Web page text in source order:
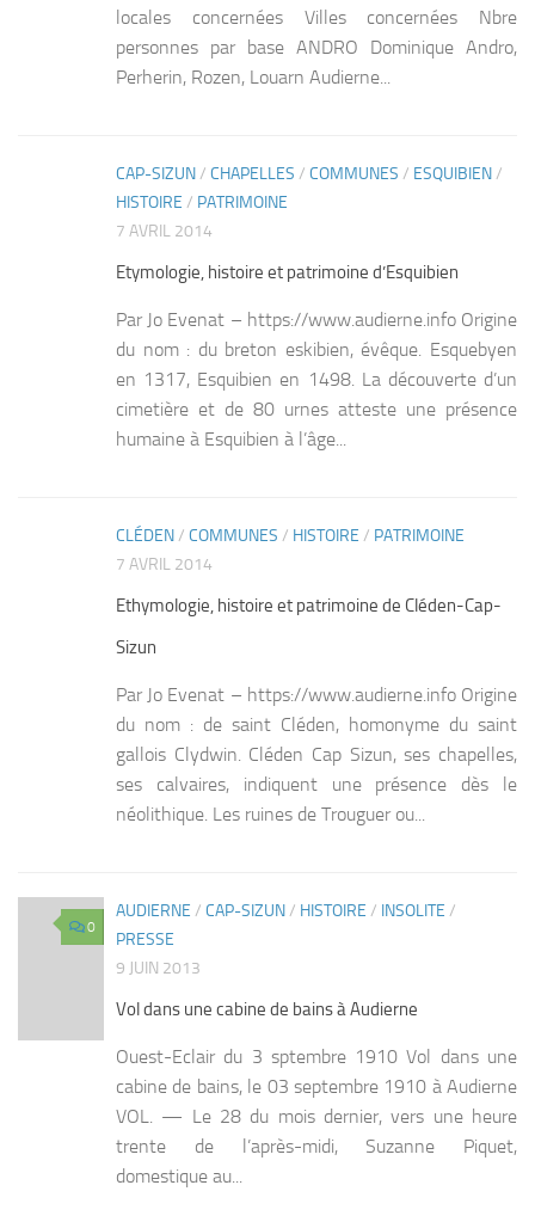
locales concernées Villes concernées Nbre
personnes par base ANDRO Dominique Andro,
Perherin, Rozen, Louarn Audierne...
CAP-SIZUN/ CHAPELLES / COMMUNES / ESQUIBIEN/
HISTOIRE / PATRIMOINE
7 AVRIL 2014
Etymologie, histoire et patrimoine d’Esquibien
Par Jo Evenat – https://www.audierne.info Origine
du nom : du breton eskibien, évêque. Esquebyen
en 1317, Esquibien en 1498. La découverte d’un
cimetière et de 80 urnes atteste une présence
humaine à Esquibien à l’âge...
CLÉDEN/ COMMUNES / HISTOIRE / PATRIMOINE
7 AVRIL 2014
Ethymologie, histoire et patrimoine de Cléden-Cap-
Sizun
Par Jo Evenat – https://www.audierne.info Origine
du nom : de saint Cléden, homonyme du saint
gallois Clydwin. Cléden Cap Sizun, ses chapelles,
ses calvaires, indiquent une présence dès le
néolithique. Les ruines de Trouguer ou...
0
AUDIERNE / CAP-SIZUN/ HISTOIRE / INSOLITE /
PRESSE
9 JUIN 2013
Vol dans une cabine de bains à Audierne
Ouest-Eclair du 3 sptembre 1910 Vol dans une
cabine de bains, le 03 septembre 1910 à Audierne
VOL. — Le 28 du mois dernier, vers une heure
trente de l’après-midi, Suzanne Piquet,
domestique au...